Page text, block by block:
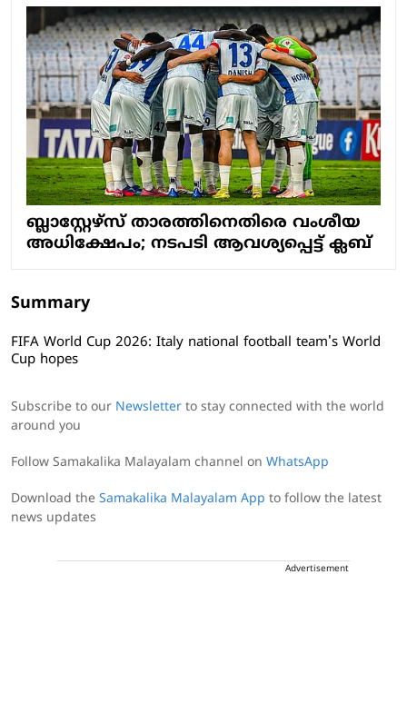
ബ്ലാസ്റ്റേഴ്സ് താരത്തിനെതിരെ വംശീയ
അധിക്ഷേപം; നടപടി ആവശ്യപ്പെട്ട് ക്ലബ്
Summary
FIFA World Cup 2026: Italy national football team's World
Cup hopes
Subscribe to our Newsletter to stay connected with the world
around you
Follow Samakalika Malayalam channel on WhatsApp
Download the Samakalika Malayalam App to follow the latest
news updates
Advertisement